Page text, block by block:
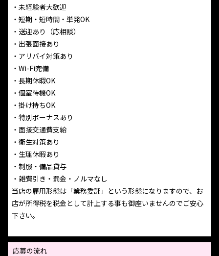
・未経験者大歓迎
・短期・短時間・単発OK
・送迎あり（応相談）
・出張面接あり
・アリバイ対策あり
・Wi-Fi完備
・長期休暇OK
・個室待機OK
・掛け持ちOK
・特別ボーナスあり
・面接交通費支給
・衛生対策あり
・生理休暇あり
・制服・備品貸与
・雑費引き・罰金・ノルマなし
当店の雇用形態は「業務委託」という形態になりますので、お
店が所得税を税金として計上する事も御座いませんのでご安心
下さい。
応募の流れ